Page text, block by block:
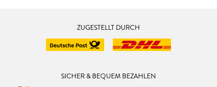
ZUGESTELLT DURCH
SICHER & BEQUEM BEZAHLEN